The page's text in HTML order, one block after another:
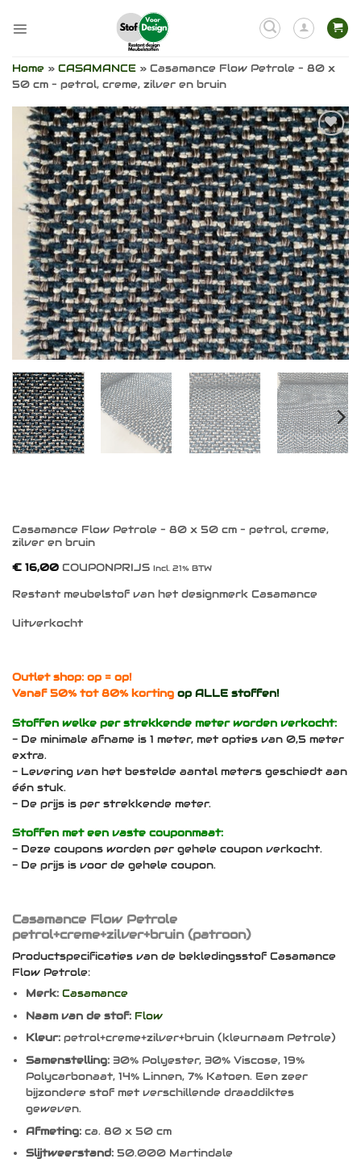
naar
Home » CASAMANCE » Casamance Flow Petrole – 80 x
50 cm – petrol, creme, zilver en bruin
Toevoegen
aan
verlanglijst
Casamance Flow Petrole – 80 x 50 cm – petrol, creme,
zilver en bruin
€ 16,00 COUPONPRIJS Incl. 21% BTW
Restant meubelstof van het designmerk Casamance
Uitverkocht
Outlet shop: op = op!
Vanaf 50% tot 80% korting op ALLE stoffen!
Stoffen welke per strekkende meter worden verkocht:
- De minimale afname is 1 meter, met opties van 0,5 meter
extra.
- Levering van het bestelde aantal meters geschiedt aan
één stuk.
- De prijs is per strekkende meter.
Stoffen met een vaste couponmaat:
- Deze coupons worden per gehele coupon verkocht.
- De prijs is voor de gehele coupon.
Casamance Flow Petrole
petrol+creme+zilver+bruin (patroon)
Productspecificaties van de bekledingsstof Casamance
Flow Petrole:
Merk: Casamance
Naam van de stof: Flow
Kleur: petrol+creme+zilver+bruin (kleurnaam Petrole)
Samenstelling:30% Polyester, 30% Viscose, 19%
Polycarbonaat, 14% Linnen, 7% Katoen. Een zeer
bijzondere stof met verschillende draaddiktes
geweven.
Afmeting:ca. 80 x 50 cm
Slijtweerstand:50.000 Martindale